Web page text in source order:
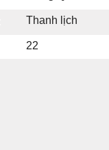
Thanh lịch
22